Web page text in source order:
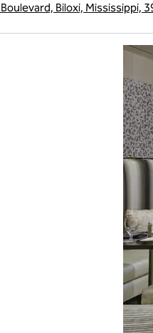
Biloxi, Mississippi,